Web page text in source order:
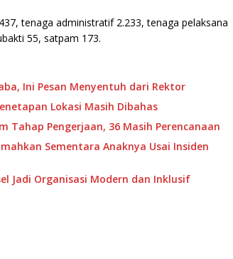
tenaga administratif 2.233, tenaga pelaksana
55, satpam 173.
Ini Pesan Menyentuh dari Rektor
Lokasi Masih Dibahas
Tahap Pengerjaan, 36 Masih Perencanaan
Sementara Anaknya Usai Insiden
Jadi Organisasi Modern dan Inklusif